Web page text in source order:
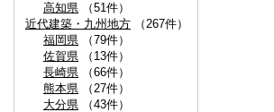
高知県 （51件）
近代建築・九州地方 （267件）
福岡県 （79件）
佐賀県 （13件）
長崎県 （66件）
熊本県 （27件）
大分県 （43件）